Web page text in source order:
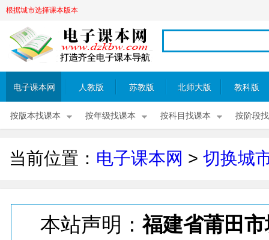
根据城市选择课本版本
电子课本网 人教版 苏教版 北师大版 教科版
按版本找课本 按年级找课本 按科目找课本 按阶段
当前位置： 电子课本网 > 切换城
本站声明：福建省莆田